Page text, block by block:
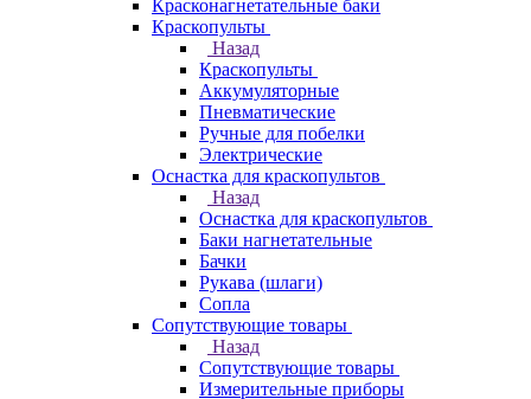
Красконагнетательные баки
Краскопульты
Назад
Краскопульты
Аккумуляторные
Пневматические
Ручные для побелки
Электрические
Оснастка для краскопультов
Назад
Оснастка для краскопультов
Баки нагнетательные
Бачки
Рукава (шлаги)
Сопла
Сопутствующие товары
Назад
Сопутствующие товары
Измерительные приборы